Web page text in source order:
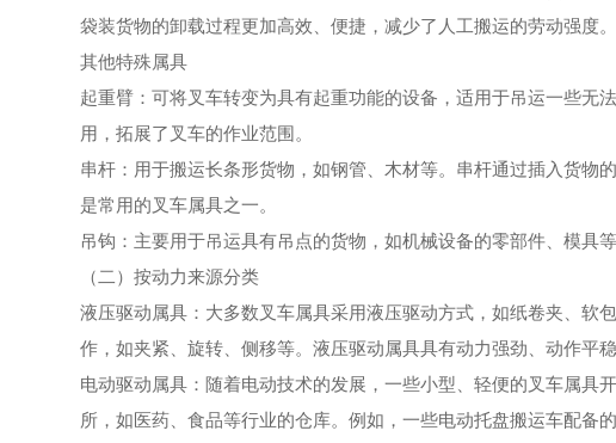
袋装货物的卸载过程更加高效、便捷，减少了人工搬运的劳动强度。
其他特殊属具
起重臂：可将叉车转变为具有起重功能的设备，适用于吊运一些无
用，拓展了叉车的作业范围。
串杆：用于搬运长条形货物，如钢管、木材等。串杆通过插入货物
是常用的叉车属具之一。
吊钩：主要用于吊运具有吊点的货物，如机械设备的零部件、模具
（二）按动力来源分类
液压驱动属具：大多数叉车属具采用液压驱动方式，如纸卷夹、软
作，如夹紧、旋转、侧移等。液压驱动属具具有动力强劲、动作平
电动驱动属具：随着电动技术的发展，一些小型、轻便的叉车属具
所，如医药、食品等行业的仓库。例如，一些电动托盘搬运车配备